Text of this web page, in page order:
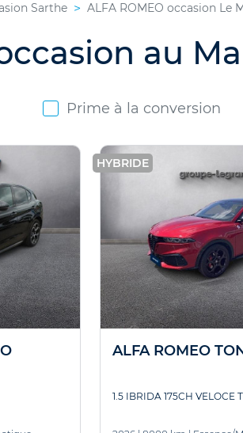
Sarthe ALFA ROMEO occasion Le
au
Prime à la conversion
HYBRIDE
ALFA ROMEO
1.5 IBRIDA 175CH VELOCE